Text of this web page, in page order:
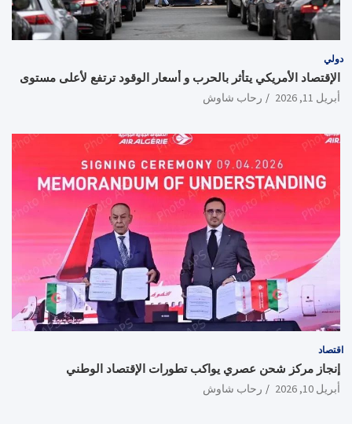
دولي
الإقتصاد الأمريكي يتأثر بالحرب و أسعار الوقود ترتفع لأعلى مستوى
أبريل 11, 2026 رحاب شاوش
اقتصاد
إنجاز مركز شحن عصري يواكب تطورات الإقتصاد الوطني
أبريل 10, 2026 رحاب شاوش